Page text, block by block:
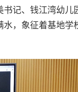
书记、钱江湾幼儿
水，象征着基地学